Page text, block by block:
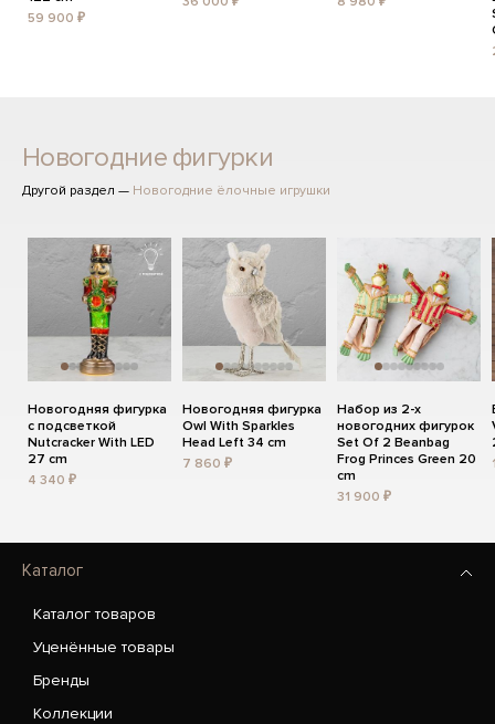
59 900 ₽
Новогодние фигурки
Другой раздел — Новогодние ёлочные игрушки
Новогодняя фигурка
с подсветкой
Nutcracker With LED
27 cm
4 340 ₽
Новогодняя фигурка
Owl With Sparkles
Head Left 34 cm
7 860 ₽
Набор из 2-х
новогодних фигурок
Set Of 2 Beanbag
Frog Princes Green 20
cm
31 900 ₽
Каталог
Каталог товаров
Уценённые товары
Бренды
Коллекции